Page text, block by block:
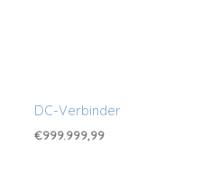
DC-Verbinder
€999.999,99